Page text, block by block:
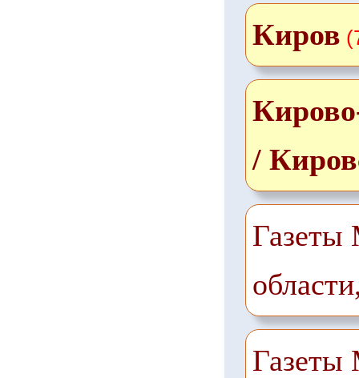
Киров
/
Газеты